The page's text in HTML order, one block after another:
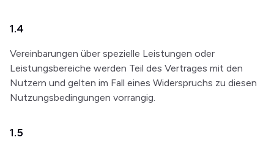
1.4
Vereinbarungen über spezielle Leistungen oder
Leistungsbereiche werden Teil des Vertrages mit den
Nutzern und gelten im Fall eines Widerspruchs zu diesen
Nutzungsbedingungen vorrangig.
1.5